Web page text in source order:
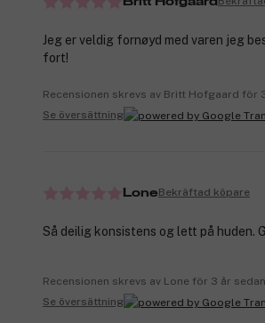
Jeg er veldig fornøyd med varen jeg
fort!
Recensionen skrevs av Britt Hofgaard för
Se översättning
LoneBekräftad köpare
Så deilig konsistens og lett på huden.
Recensionen skrevs av Lone för 3 år
Se översättning